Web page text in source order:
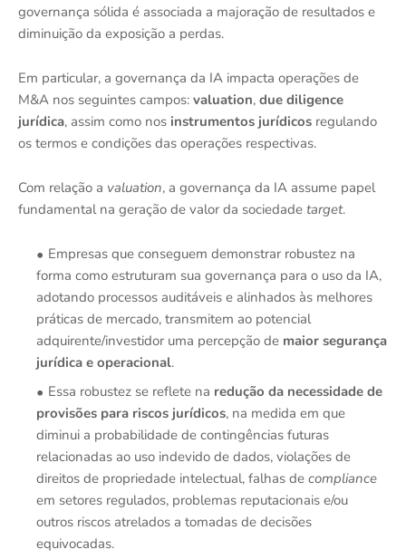
governança sólida é associada a majoração de resultados e
diminuição da exposição a perdas.
Em particular, a governança da IA impacta operações de
M&A nos seguintes campos: valuation, due diligence
jurídica, assim como nos instrumentos jurídicos regulando
os termos e condições das operações respectivas.
Com relação a valuation, a governança da IA assume papel
fundamental na geração de valor da sociedade target.
Empresas que conseguem demonstrar robustez na
forma como estruturam sua governança para o uso da IA,
adotando processos auditáveis e alinhados às melhores
práticas de mercado, transmitem ao potencial
adquirente/investidor uma percepção de maior segurança
jurídica e operacional.
Essa robustez se reflete na redução da necessidade de
provisões para riscos jurídicos, na medida em que
diminui a probabilidade de contingências futuras
relacionadas ao uso indevido de dados, violações de
direitos de propriedade intelectual, falhas de compliance
em setores regulados, problemas reputacionais e/ou
outros riscos atrelados a tomadas de decisões
equivocadas.